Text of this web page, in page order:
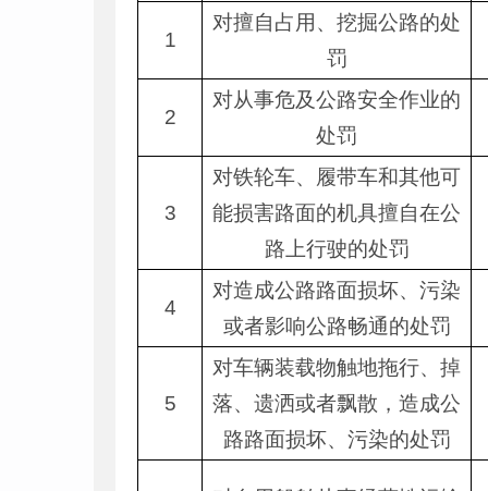
1
对擅自占用、挖掘公路的处
罚
2
对从事危及公路安全作业的
处罚
3
对铁轮车、履带车和其他可
能损害路面的机具擅自在公
路上行驶的处罚
4
对造成公路路面损坏、污染
或者影响公路畅通的处罚
5
对车辆装载物触地拖行、掉
落、遗洒或者飘散，造成公
路路面损坏、污染的处罚